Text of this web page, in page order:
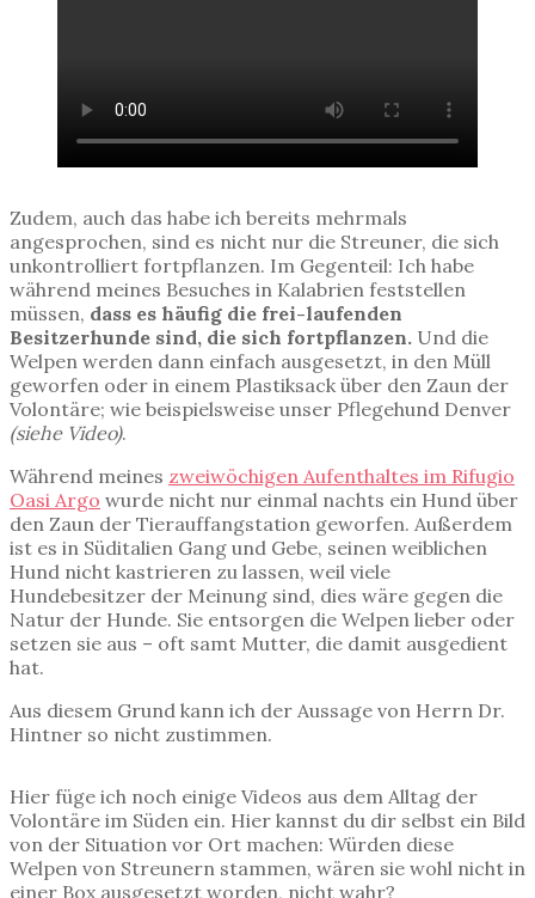
Zudem, auch das habe ich bereits mehrmals
angesprochen, sind es nicht nur die Streuner, die sich
unkontrolliert fortpflanzen. Im Gegenteil: Ich habe
während meines Besuches in Kalabrien feststellen
müssen, dass es häufig die frei-laufenden
Besitzerhunde sind, die sich fortpflanzen. Und die
Welpen werden dann einfach ausgesetzt, in den Müll
geworfen oder in einem Plastiksack über den Zaun der
Volontäre; wie beispielsweise unser Pflegehund Denver
(siehe Video).
Während meines zweiwöchigen Aufenthaltes im Rifugio
Oasi Argo wurde nicht nur einmal nachts ein Hund über
den Zaun der Tierauffangstation geworfen. Außerdem
ist es in Süditalien Gang und Gebe, seinen weiblichen
Hund nicht kastrieren zu lassen, weil viele
Hundebesitzer der Meinung sind, dies wäre gegen die
Natur der Hunde. Sie entsorgen die Welpen lieber oder
setzen sie aus – oft samt Mutter, die damit ausgedient
hat.
Aus diesem Grund kann ich der Aussage von Herrn Dr.
Hintner so nicht zustimmen.
Hier füge ich noch einige Videos aus dem Alltag der
Volontäre im Süden ein. Hier kannst du dir selbst ein Bild
von der Situation vor Ort machen: Würden diese
Welpen von Streunern stammen, wären sie wohl nicht in
einer Box ausgesetzt worden, nicht wahr?